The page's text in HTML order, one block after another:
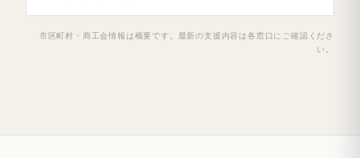
市区町村・商工会情報は概要です。最新の支援内容は各窓口にご確認くださ
い。